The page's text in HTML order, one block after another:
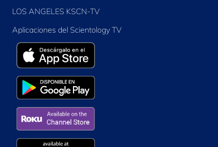
LOS ANGELES KSCN-TV
Aplicaciones del Scientology TV